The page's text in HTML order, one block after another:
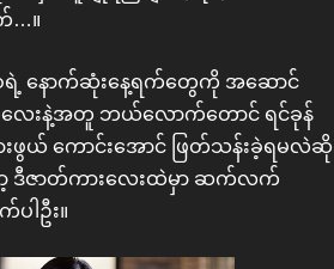
…။
နောက်ဆုံးနေ့ရက်တွေကို အဆောင်
မလေးနဲ့အတူ ဘယ်လောက်တောင် ရင်ခုန်
ဖွယ် ကောင်းအောင် ဖြတ်သန်းခဲ့ရမလဲဆို
ဒီဇာတ်ကားလေးထဲမှာ ဆက်လက်
ါဦး။